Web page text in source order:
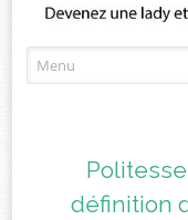
définition